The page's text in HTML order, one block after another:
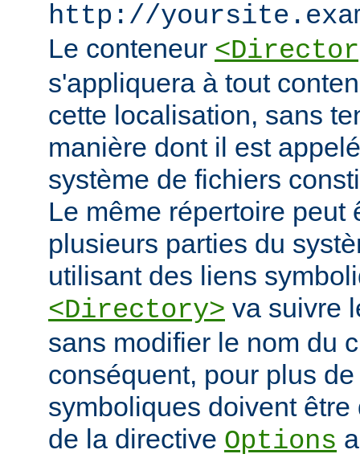
http://
Le conteneur
s'appliquera à tout
cette localisation, sans
manière dont il est
système de fichiers
Le même répertoire peut
plusieurs parties du
utilisant des liens
<Directory> va suivre
sans modifier le nom du
conséquent, pour plus
symboliques doivent
de la directive Options